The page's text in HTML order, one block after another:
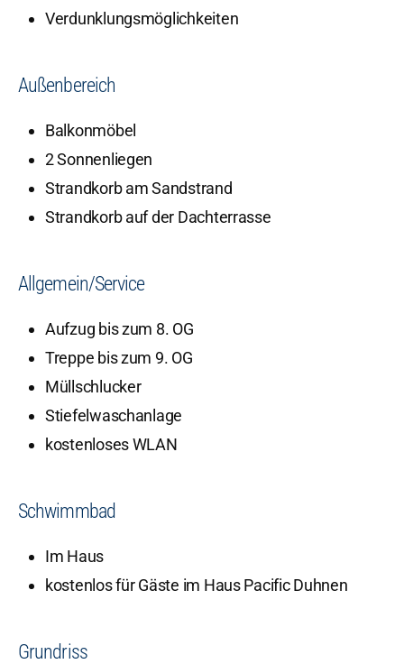
Verdunklungsmöglichkeiten
Außenbereich
Balkonmöbel
2 Sonnenliegen
Strandkorb am Sandstrand
Strandkorb auf der Dachterrasse
Allgemein/Service
Aufzug bis zum 8. OG
Treppe bis zum 9. OG
Müllschlucker
Stiefelwaschanlage
kostenloses WLAN
Schwimmbad
Im Haus
kostenlos für Gäste im Haus Pacific Duhnen
Grundriss